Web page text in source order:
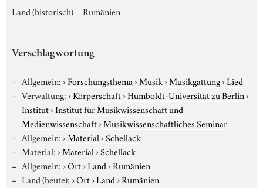
Land (historisch) Rumänien
Verschlagwortung
Allgemein:›Forschungsthema›Musik›Musikgattung›Lied
Verwaltung:›Körperschaft›Humboldt-Universität zu Berlin›
Institut›Institut für Musikwissenschaft und
Medienwissenschaft›Musikwissenschaftliches Seminar
Allgemein:›Material›Schellack
Material:›Material›Schellack
Allgemein:›Ort›Land›Rumänien
Land (heute):›Ort›Land›Rumänien